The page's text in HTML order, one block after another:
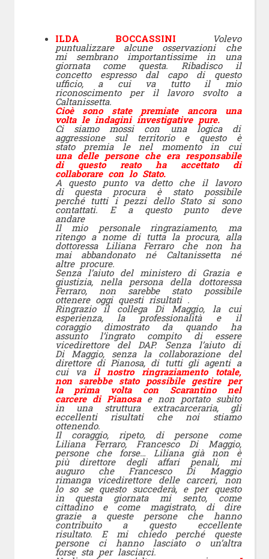
ILDA BOCCASSINI Volevo
puntualizzare alcune osservazioni che
mi sembrano importantissime in una
giornata come questa. Ribadisco il
concetto espresso dal capo di questo
ufficio, a cui va tutto il mio
riconoscimento per il lavoro svolto a
Caltanissetta.
Cioè sono state premiate ancora una
volta le indagini investigative pure.
Ci siamo mossi con una logica di
aggressione sul territorio e questo è
stato premia le nel momento in cui
una delle persone che era responsabile
di questo reato ha accettato di
collaborare con lo Stato.
A questo punto va detto che il lavoro
di questa procura è stato possibile
perché tutti i pezzi dello Stato si sono
contattati. E a questo punto deve
andare
Il mio personale ringraziamento, ma
ritengo a nome di tutta la procura, alla
dottoressa Liliana Ferraro che non ha
mai abbandonato né Caltanissetta né
altre procure.
Senza l’aiuto del ministero di Grazia e
giustizia, nella persona della dottoressa
Ferraro, non sarebbe stato possibile
ottenere oggi questi risultati .
Ringrazio il collega Di Maggio, la cui
esperienza, la professionalità e il
coraggio dimostrato da quando ha
assunto l’ingrato compito di essere
vicedirettore del DAP. Senza l’aiuto di
Di Maggio, senza la collaborazione del
direttore di Pianosa, di tutti gli agenti a
cui va il nostro ringraziamento totale,
non sarebbe stato possibile gestire per
la prima volta con Scarantino nel
carcere di Pianosa e non portato subito
in una struttura extracarceraria, gli
eccellenti risultati che noi stiamo
ottenendo.
Il coraggio, ripeto, di persone come
Liliana Ferraro, Francesco Di Maggio,
persone che forse… Liliana già non è
più direttore degli affari penali, mi
auguro che Francesco Di Maggio
rimanga vicedirettore delle carceri, non
lo so se questo succederà, e per questo
in questa giornata mi sento, come
cittadino e come magistrato, di dire
grazie a queste persone che hanno
contribuito a questo eccellente
risultato. E mi chiedo perché queste
persone ci hanno lasciato o un’altra
forse sta per lasciarci.